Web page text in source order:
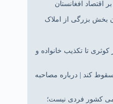
اقتصاد افغانستان
بخش بزرگی از املاک
تا تکذیب خانواده و
کند | درباره مصاحبه
کشور فردی نیست؛